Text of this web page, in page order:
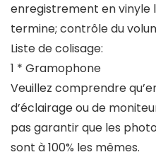
enregistrement en vinyle
termine; contrôle du
Liste de colisage:
1 * Gramophone
Veuillez comprendre
d’éclairage ou de
pas garantir que les
sont à 100% les mêmes.